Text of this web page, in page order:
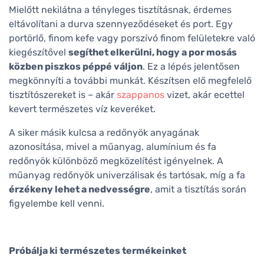
Mielőtt nekilátna a tényleges tisztításnak, érdemes
eltávolítani a durva szennyeződéseket és port. Egy
portörlő, finom kefe vagy porszívó finom felületekre való
kiegészítővel segíthet elkerülni, hogy a por mosás
közben piszkos péppé váljon. Ez a lépés jelentősen
megkönnyíti a további munkát. Készítsen elő megfelelő
tisztítószereket is – akár szappanos vizet, akár ecettel
kevert természetes víz keveréket.
A siker másik kulcsa a redőnyök anyagának
azonosítása, mivel a műanyag, alumínium és fa
redőnyök különböző megközelítést igényelnek. A
műanyag redőnyök univerzálisak és tartósak, míg a fa
érzékeny lehet a nedvességre, amit a tisztítás során
figyelembe kell venni.
Próbálja ki természetes termékeinket